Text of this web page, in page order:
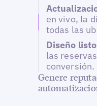
en vivo, la
todas las
Diseño
las
conversión.
Genere